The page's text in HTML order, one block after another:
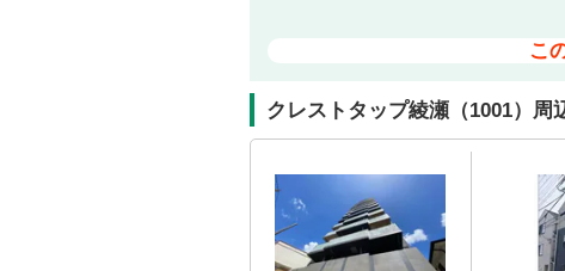
こ
クレストタップ綾瀬（1001）周